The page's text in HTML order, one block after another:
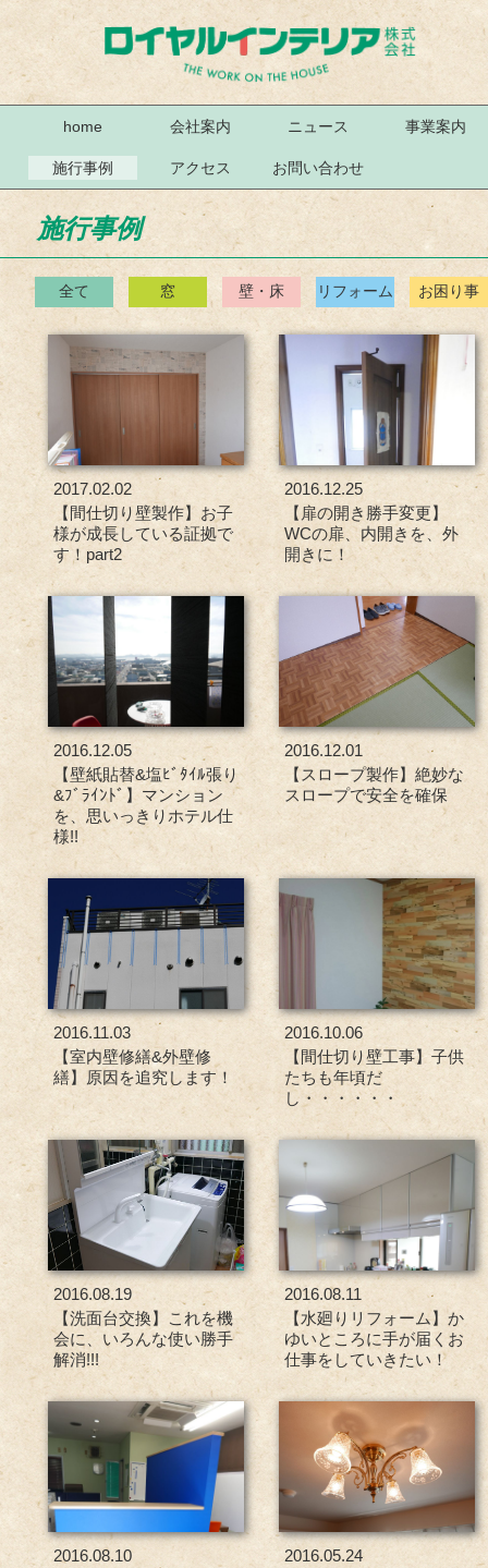
home 会社案内 ニュース 事業案内
施行事例 アクセス お問い合わせ
施行事例
全て 窓 壁・床 リフォーム お困り事
2017.02.02
【間仕切り壁製作】お子
様が成長している証拠で
す！part2
2016.12.25
【扉の開き勝手変更】
WCの扉、内開きを、外
開きに！
2016.12.05
【壁紙貼替&塩ﾋﾞﾀｲﾙ張り
&ﾌﾞﾗｲﾝﾄﾞ】マンション
を、思いっきりホテル仕
様!!
2016.12.01
【スロープ製作】絶妙な
スロープで安全を確保
2016.11.03
【室内壁修繕&外壁修
繕】原因を追究します！
2016.10.06
【間仕切り壁工事】子供
たちも年頃だ
し・・・・・・
2016.08.19
【洗面台交換】これを機
会に、いろんな使い勝手
解消!!!
2016.08.11
【水廻りリフォーム】か
ゆいところに手が届くお
仕事をしていきたい！
2016.08.10
2016.05.24